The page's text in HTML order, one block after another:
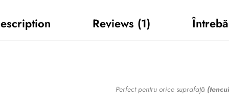
Reviews (1)
Perfect pentru orice suprafață